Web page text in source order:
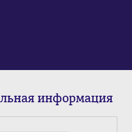
информация